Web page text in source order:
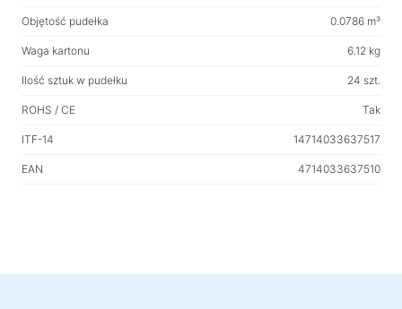
Stoły do gier
Fotele gamingowe
Produkty gospodarstwa domowego
Wieszaki podłogowe na ubrania
Testuj produkty
Objętość pudełka 0.0786 m³
Waga kartonu 6.12 kg
Ilość sztuk w pudełku 24 szt.
ROHS / CE Tak
ITF-14 14714033637517
EAN 4714033637510